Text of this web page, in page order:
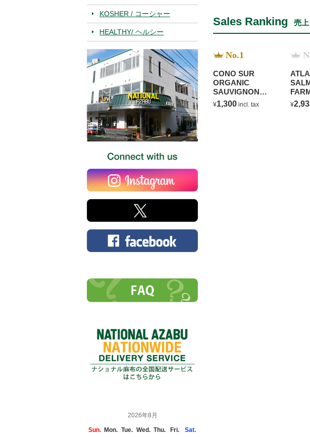
KOSHER / コーシャー
HEALTHY/ ヘルシー
2026年8月
Sun. Mon. Tue. Wed. Thu. Fri.
Sat.
Sales Ranking 売
No.1
CONO SUR
ORGANIC
SAUVIGNON
BLANC
¥1,300 incl. tax ¥